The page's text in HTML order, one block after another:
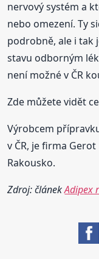
nervový systém a
nebo omezení. Ty
podrobně, ale i tak
stavu odborným
není možné v ČR
Zde můžete vidět
Výrobcem
v ČR, je firma
Rakousko.
Zdroj: článekAdipex